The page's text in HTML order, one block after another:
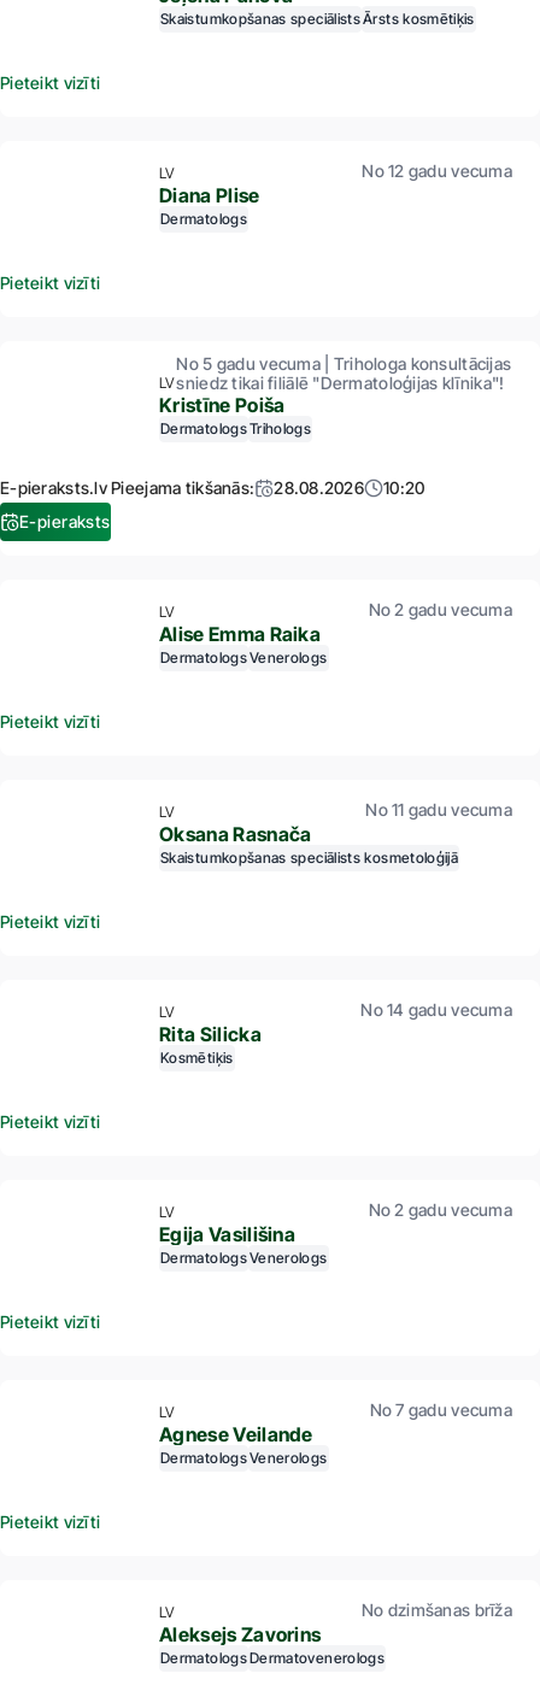
Skaistumkopšanas speciālistsĀrsts kosmētiķis
Pieteikt vizīti
LV No 12 gadu vecuma
Diana Plise
Dermatologs
Pieteikt vizīti
LV
No 5 gadu vecuma | Trihologa konsultācijas
sniedz tikai filiālē "Dermatoloģijas klīnika"!
Kristīne Poiša
DermatologsTrihologs
E-pieraksts.lv Pieejama tikšanās: 28.08.2026
10:20
E-pieraksts
LV No 2 gadu vecuma
Alise Emma Raika
DermatologsVenerologs
Pieteikt vizīti
LV No 11 gadu vecuma
Oksana Rasnača
Skaistumkopšanas speciālists kosmetoloģijā
Pieteikt vizīti
LV No 14 gadu vecuma
Rita Silicka
Kosmētiķis
Pieteikt vizīti
LV No 2 gadu vecuma
Egija Vasilišina
DermatologsVenerologs
Pieteikt vizīti
LV No 7 gadu vecuma
Agnese Veilande
DermatologsVenerologs
Pieteikt vizīti
LV No dzimšanas brīža
Aleksejs Zavorins
DermatologsDermatovenerologs